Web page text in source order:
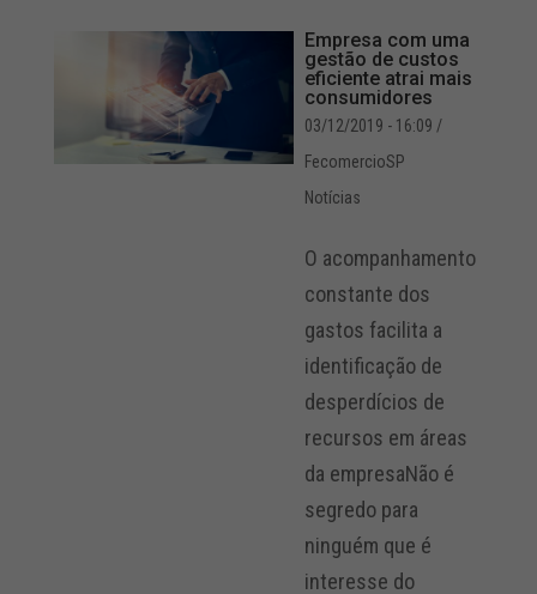
Empresa com uma
gestão de custos
eficiente atrai mais
consumidores
03/12/2019 - 16:09 /
FecomercioSP
Notícias
O acompanhamento
constante dos
gastos facilita a
identificação de
desperdícios de
recursos em áreas
da empresaNão é
segredo para
ninguém que é
interesse do